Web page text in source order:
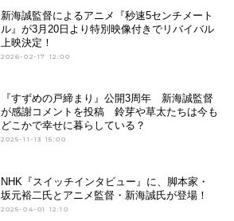
新海誠監督によるアニメ『秒速5センチメート
ル』が3月20日より特別映像付きでリバイバル
上映決定！
2026-02-17 12:00
『すずめの戸締まり』公開3周年 新海誠監督
が感謝コメントを投稿 鈴芽や草太たちは今も
どこかで幸せに暮らしている？
2025-11-13 15:00
NHK『スイッチインタビュー』に、脚本家・
坂元裕二氏とアニメ監督・新海誠氏が登場！
2025-04-01 12:10